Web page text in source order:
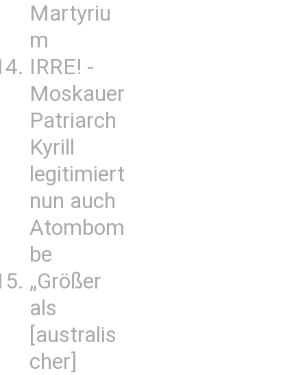
Martyriu
m
IRRE! -
Moskauer
Patriarch
Kyrill
legitimiert
nun auch
Atombom
be
„Größer
als
[australis
cher]